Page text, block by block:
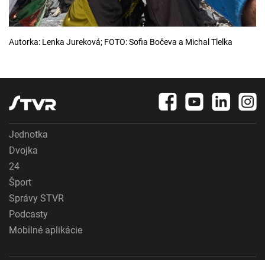
Autorka: Lenka Jureková; FOTO: Sofia Bočeva a Michal Tlelka
Jednotka
Dvojka
24
Šport
Správy STVR
Podcasty
Mobilné aplikácie